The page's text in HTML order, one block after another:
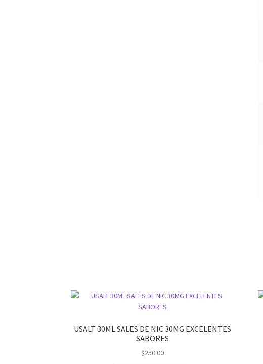
USALT 30ML SALES DE NIC 30MG EXCELENTES
SABORES
$250.00